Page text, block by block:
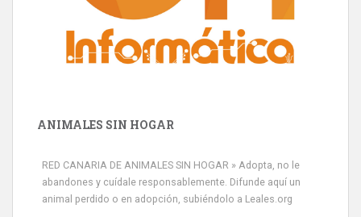
ANIMALES SIN HOGAR
RED CANARIA DE ANIMALES SIN HOGAR » Adopta, no le
abandones y cuídale responsablemente. Difunde aquí un
animal perdido o en adopción, subiéndolo a Leales.org